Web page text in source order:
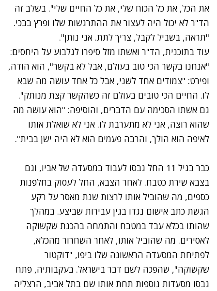
את הכל, את כל הכוח שלי, את כל החיים שלי". בשלב זה
הד"ר לא יכול היה לעצור את ההתרגשות שלו ופרץ בבכי.
"תראה, בשביל לקבל, צריך לתת. אני נותן".
עוד בתוכנית, הד"ר ואשתו מזל סיפרו לגלבוע על היחסים:
"אנחנו בקשר הכי טוב בעולם, אבל לא בקשר", הוא הודה,
ופירט: "צמודים אחד לשני, אבל כל אחד עושה מה שבא
לו. החיים הכי טובים בעולם זה כשהקשר קצת מנותק".
גם אשתו הסכימה עם הדברים, והוסיפה: "הוא עושה מה
שהוא רוצה, אני לא מתערבת לו. אני לא שואלת אותו
לאיפה הוא הולך, והרבה פעמים הוא לא היה ישן בבית".
כבר בגיל 11 החל גבסו לעבוד במסעדה של אביו, וגם
בצבא שירת כטבח. לאחר הצבא, החל לעסוק בחלפנות
כספים, מה שהוביל אותו לרצות שנת מאסר על רקע
הגשת כתב אישום נגדו בגין עבירות שביצע. במהלך
שהותו בכלא עבד במטבח והתמחה בהכנת שקשוקה
לאסירים. מה שהוביל אותו, לאחר השחרור מהכלא,
לפתיחת המסעדה הראשונה שלו ביפו, "דוקטור
שקשוקה", שהפכה לשם דבר בישראל. בעקבותיה, פתח
גבסו מסעדות נוספות תחת אותו שם בתל אביב, הרצליה